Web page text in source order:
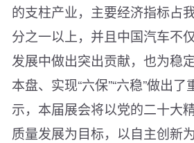
的支柱产业，主要经济指标占
分之一以上，并且中国汽车不
发展中做出突出贡献，也为稳
本盘、实现“六保”“六稳”做出
示，本届展会将以党的二十大
质量发展为目标，以自主创新